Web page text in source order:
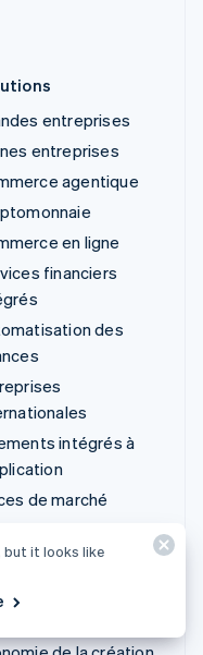
entreprises
entreprises
agentique
en ligne
financiers
des
intégrés à
de marché
service
but it looks like